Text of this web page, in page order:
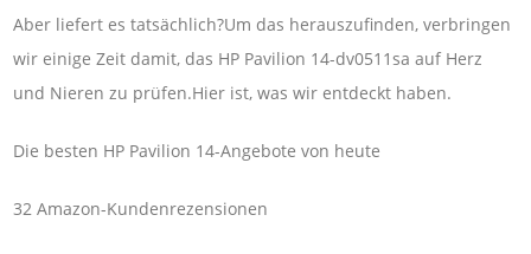
Aber liefert es tatsächlich?Um das herauszufinden, verbringen
wir einige Zeit damit, das HP Pavilion 14-dv0511sa auf Herz
und Nieren zu prüfen.Hier ist, was wir entdeckt haben.
Die besten HP Pavilion 14-Angebote von heute
32 Amazon-Kundenrezensionen